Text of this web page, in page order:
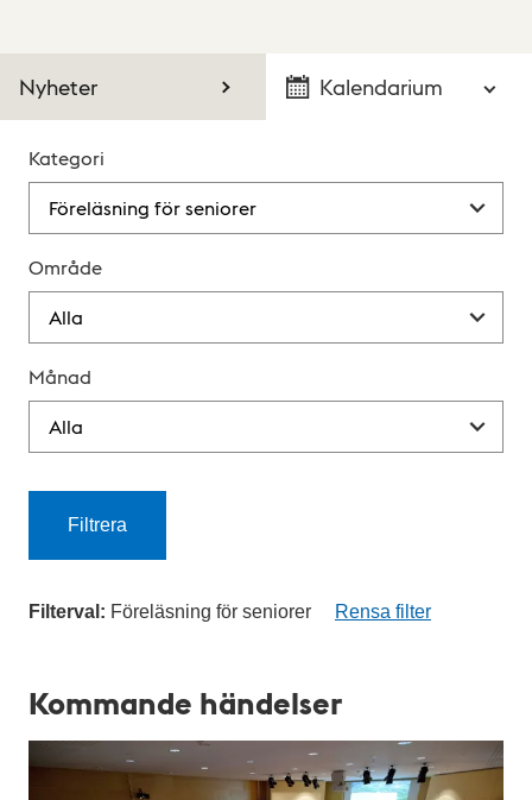
Nyheter Kalendarium
Kategori
Område
Månad
Filtrera
Filterval: Föreläsning för seniorer Rensa filter
a
l
e
Kommande händelser